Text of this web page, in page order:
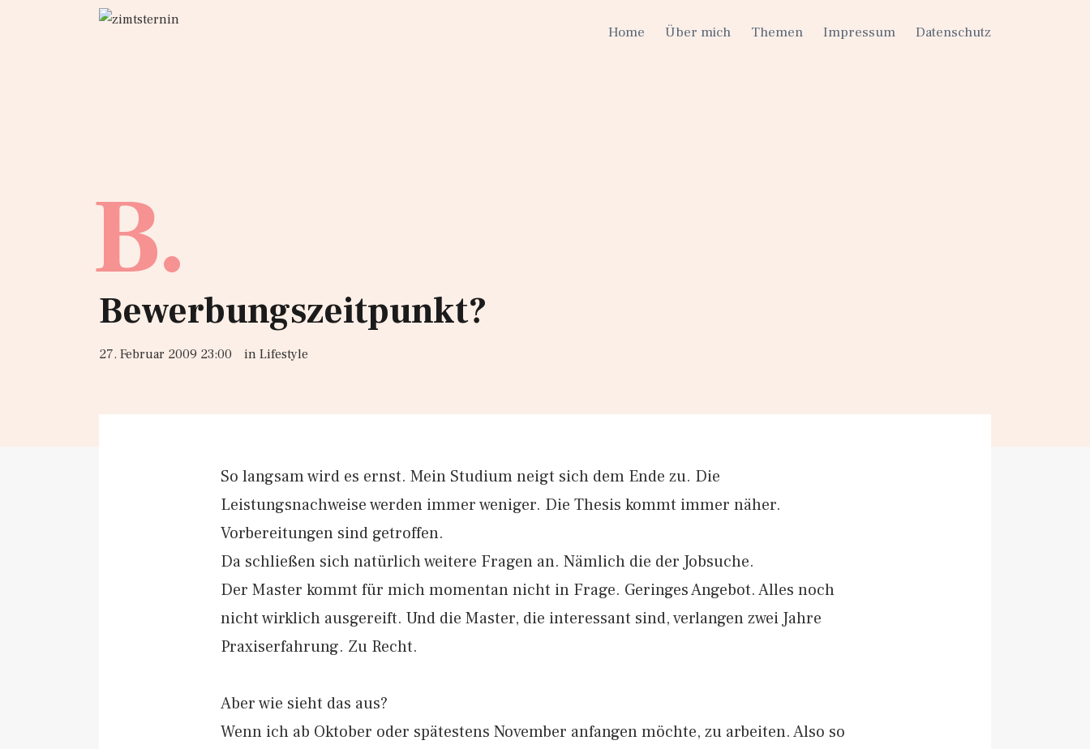
Home Über mich Themen Impressum Datenschutz
B.
Bewerbungszeitpunkt?
27. Februar 2009 23:00 in Lifestyle
So langsam wird es ernst. Mein Studium neigt sich dem Ende zu. Die
Leistungsnachweise werden immer weniger. Die Thesis kommt immer näher.
Vorbereitungen sind getroffen.
Da schließen sich natürlich weitere Fragen an. Nämlich die der Jobsuche.
Der Master kommt für mich momentan nicht in Frage. Geringes Angebot. Alles noch
nicht wirklich ausgereift. Und die Master, die interessant sind, verlangen zwei Jahre
Praxiserfahrung. Zu Recht.
Aber wie sieht das aus?
Wenn ich ab Oktober oder spätestens November anfangen möchte, zu arbeiten. Also so